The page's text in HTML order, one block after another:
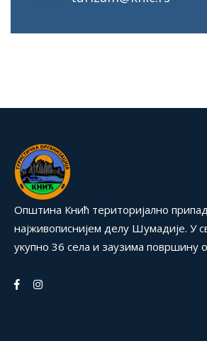
Општина Кнић територијално
најживописнијем делу Шумадије. У
укупно 36 села и заузима површину